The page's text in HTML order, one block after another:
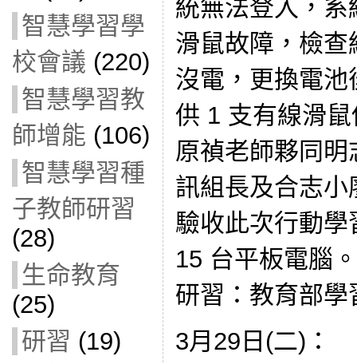
智慧學習學
校會議 (220)
智慧學習教
師增能 (106)
智慧學習種
子教師研習
(28)
生命教育
(25)
研習 (19)
統無法登入，
滑鼠故障，檢
沒電，更換電
供 1 支有線滑
原禎老師夥同
訊組長及合志
驗收此次行動
15 台平板電腦
研習：教育部學
3月29日(二)：